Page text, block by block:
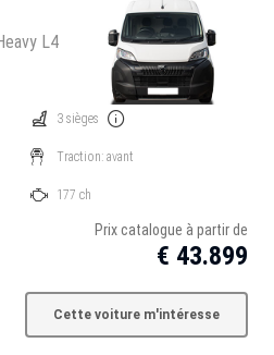
L4
3 sièges
Traction: avant
177 ch
Prix catalogue à partir de
€ 43.899
Cette voiture m'intéresse